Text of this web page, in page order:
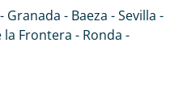
Sandstränden ab. Eine
südliche Lebenslust.
Faust und genießen
Erde allen Sinnen.
Granada - Baeza - Sevilla -
la Frontera - Ronda -